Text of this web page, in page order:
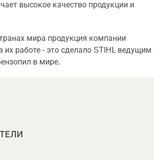
высокое качество продукции и
мира продукция компании
работе - это сделало STIHL ведущим
в мире.